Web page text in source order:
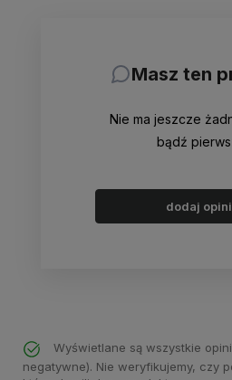
Masz ten
Nie ma jeszcze
bądź
dodaj
Wyświetlane są wszystkie
negatywne). Nie weryfikujemy, czy